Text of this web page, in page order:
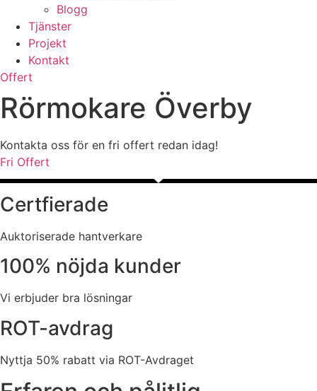
Blogg
Tjänster
Projekt
Kontakt
Offert
Rörmokare Överby
Kontakta oss för en fri offert redan idag!
Fri Offert
Certfierade
Auktoriserade hantverkare
100% nöjda kunder
Vi erbjuder bra lösningar
ROT-avdrag
Nyttja 50% rabatt via ROT-Avdraget